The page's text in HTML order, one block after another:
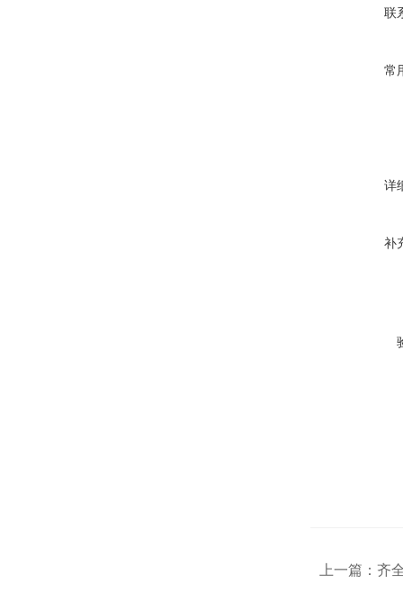
联
常
详
补
上一篇： 齐